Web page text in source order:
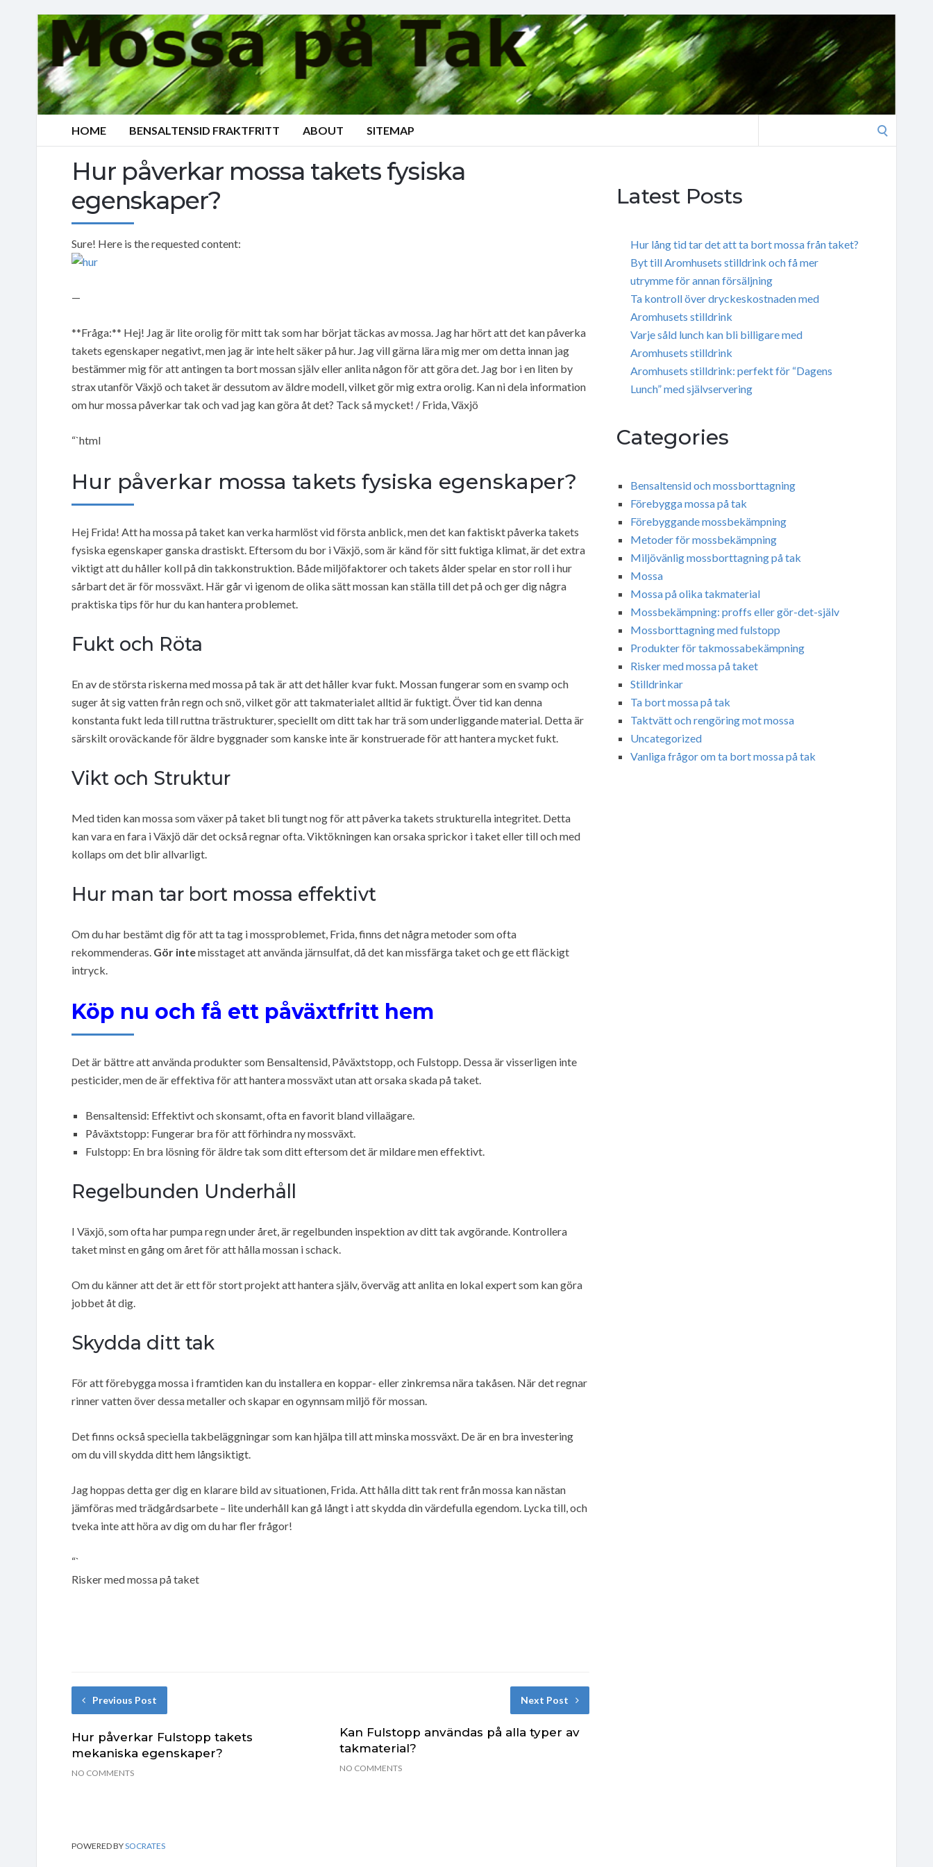
HOME BENSALTENSID FRAKTFRITT ABOUT SITEMAP
Hur påverkar mossa takets fysiska
egenskaper?
Sure! Here is the requested content:
—
**Fråga:** Hej! Jag är lite orolig för mitt tak som har börjat täckas av mossa. Jag har hört att det kan påverka
takets egenskaper negativt, men jag är inte helt säker på hur. Jag vill gärna lära mig mer om detta innan jag
bestämmer mig för att antingen ta bort mossan själv eller anlita någon för att göra det. Jag bor i en liten by
strax utanför Växjö och taket är dessutom av äldre modell, vilket gör mig extra orolig. Kan ni dela information
om hur mossa påverkar tak och vad jag kan göra åt det? Tack så mycket! / Frida, Växjö
“`html
Hur påverkar mossa takets fysiska egenskaper?
Hej Frida! Att ha mossa på taket kan verka harmlöst vid första anblick, men det kan faktiskt påverka takets
fysiska egenskaper ganska drastiskt. Eftersom du bor i Växjö, som är känd för sitt fuktiga klimat, är det extra
viktigt att du håller koll på din takkonstruktion. Både miljöfaktorer och takets ålder spelar en stor roll i hur
sårbart det är för mossväxt. Här går vi igenom de olika sätt mossan kan ställa till det på och ger dig några
praktiska tips för hur du kan hantera problemet.
Fukt och Röta
En av de största riskerna med mossa på tak är att det håller kvar fukt. Mossan fungerar som en svamp och
suger åt sig vatten från regn och snö, vilket gör att takmaterialet alltid är fuktigt. Över tid kan denna
konstanta fukt leda till ruttna trästrukturer, speciellt om ditt tak har trä som underliggande material. Detta är
särskilt oroväckande för äldre byggnader som kanske inte är konstruerade för att hantera mycket fukt.
Vikt och Struktur
Med tiden kan mossa som växer på taket bli tungt nog för att påverka takets strukturella integritet. Detta
kan vara en fara i Växjö där det också regnar ofta. Viktökningen kan orsaka sprickor i taket eller till och med
kollaps om det blir allvarligt.
Hur man tar bort mossa effektivt
Om du har bestämt dig för att ta tag i mossproblemet, Frida, finns det några metoder som ofta
rekommenderas. Gör intemisstaget att använda järnsulfat, då det kan missfärga taket och ge ett fläckigt
intryck.
Köp nu och få ett påväxtfritt hem
Det är bättre att använda produkter som Bensaltensid, Påväxtstopp, och Fulstopp. Dessa är visserligen inte
pesticider, men de är effektiva för att hantera mossväxt utan att orsaka skada på taket.
Bensaltensid: Effektivt och skonsamt, ofta en favorit bland villaägare.
Påväxtstopp: Fungerar bra för att förhindra ny mossväxt.
Fulstopp: En bra lösning för äldre tak som ditt eftersom det är mildare men effektivt.
Regelbunden Underhåll
I Växjö, som ofta har pumpa regn under året, är regelbunden inspektion av ditt tak avgörande. Kontrollera
taket minst en gång om året för att hålla mossan i schack.
Om du känner att det är ett för stort projekt att hantera själv, överväg att anlita en lokal expert som kan göra
jobbet åt dig.
Skydda ditt tak
För att förebygga mossa i framtiden kan du installera en koppar- eller zinkremsa nära takåsen. När det regnar
rinner vatten över dessa metaller och skapar en ogynnsam miljö för mossan.
Det finns också speciella takbeläggningar som kan hjälpa till att minska mossväxt. De är en bra investering
om du vill skydda ditt hem långsiktigt.
Jag hoppas detta ger dig en klarare bild av situationen, Frida. Att hålla ditt tak rent från mossa kan nästan
jämföras med trädgårdsarbete – lite underhåll kan gå långt i att skydda din värdefulla egendom. Lycka till, och
tveka inte att höra av dig om du har fler frågor!
“`
Risker med mossa på taket
Previous Post
Hur påverkar Fulstopp takets
mekaniska egenskaper?
NO COMMENTS
Next Post
Kan Fulstopp användas på alla typer av
takmaterial?
NO COMMENTS
Latest Posts
Hur lång tid tar det att ta bort mossa från taket?
Byt till Aromhusets stilldrink och få mer
utrymme för annan försäljning
Ta kontroll över dryckeskostnaden med
Aromhusets stilldrink
Varje såld lunch kan bli billigare med
Aromhusets stilldrink
Aromhusets stilldrink: perfekt för “Dagens
Lunch” med självservering
Categories
Bensaltensid och mossborttagning
Förebygga mossa på tak
Förebyggande mossbekämpning
Metoder för mossbekämpning
Miljövänlig mossborttagning på tak
Mossa
Mossa på olika takmaterial
Mossbekämpning: proffs eller gör-det-själv
Mossborttagning med fulstopp
Produkter för takmossabekämpning
Risker med mossa på taket
Stilldrinkar
Ta bort mossa på tak
Taktvätt och rengöring mot mossa
Uncategorized
Vanliga frågor om ta bort mossa på tak
POWERED BYSOCRATES